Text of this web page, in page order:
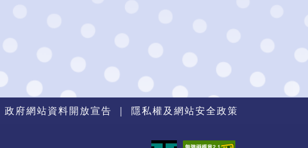
政府網站資料開放宣告 ｜ 隱私權及網站安全政策